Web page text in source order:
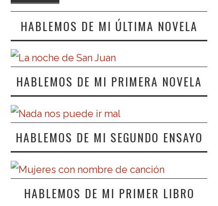
HABLEMOS DE MI ÚLTIMA NOVELA
HABLEMOS DE MI PRIMERA NOVELA
HABLEMOS DE MI SEGUNDO ENSAYO
HABLEMOS DE MI PRIMER LIBRO